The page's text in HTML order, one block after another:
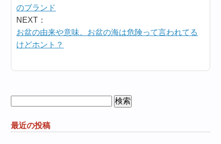
のブランド
NEXT：
お盆の由来や意味。お盆の海は危険って言われてる
けどホント？
最近の投稿